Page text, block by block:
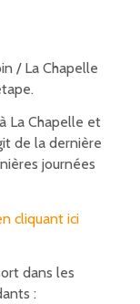
/ La Chapelle
La Chapelle et
de la dernière
journées
cliquant ici
dans les
: